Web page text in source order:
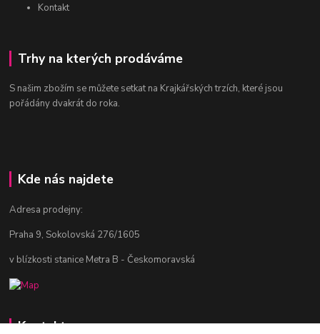
Kontakt
Trhy na kterých prodáváme
S našim zbožím se můžete setkat na Krajkářských trzích, které jsou
pořádány dvakrát do roka.
Kde nás najdete
Adresa prodejny:
Praha 9, Sokolovská 276/1605
v blízkosti stanice Metra B - Českomoravská
Kontakty